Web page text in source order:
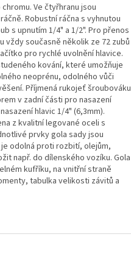
Ve čtyřhranu jsou
Robustní ráčna s vyhnutou
s upnutím 1/4" a 1/2". Pro přenos
vždy současně několik ze 72 zubů
pro rychlé uvolnění hlavice.
kování, které umožňuje
neoprénu, odolného vůči
Příjmená rukojeť šroubováku
v zadní části pro nasazení
hlavic 1/4" (6,3mm).
z kvalitní legované oceli s
prvky gola sady jsou
odolná proti rozbití, olejům,
např. do dílenského vozíku. Gola
kufříku, na vnitřní straně
tabulka velikosti závitů a